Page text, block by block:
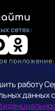
сетях:
приложение:
работу
данных